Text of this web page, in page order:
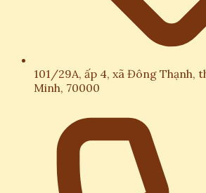
101/29A, ấp 4, xã Đông Thạnh,
Minh, 70000